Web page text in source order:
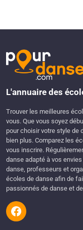
L'annuaire des
Trouver les meilleures
vous. Que vous soyez
pour choisir votre style de
bien plus. Comparez les
vous inscrire.
danse adapté à vos
danse, professeurs et
écoles de danse afin de
passionnés de danse et